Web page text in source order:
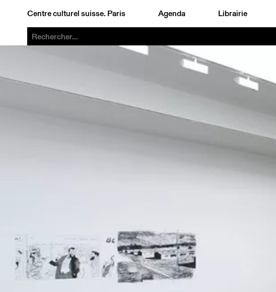
Centre culturel suisse. Paris Agenda Librairie